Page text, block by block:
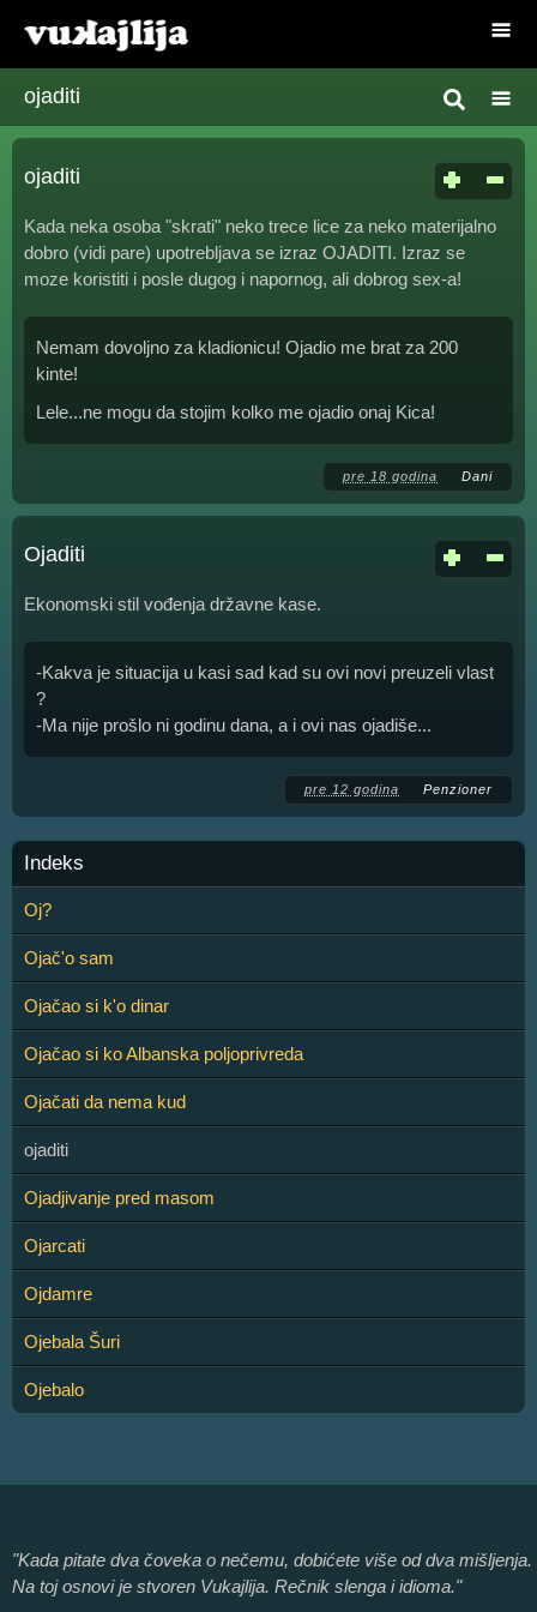
ojaditi
ojaditi
Kada neka osoba "skrati" neko trece lice za neko materijalno
dobro (vidi pare) upotrebljava se izraz OJADITI. Izraz se
moze koristiti i posle dugog i napornog, ali dobrog sex-a!
Nemam dovoljno za kladionicu! Ojadio me brat za 200
kinte!
Lele...ne mogu da stojim kolko me ojadio onaj Kica!
pre 18 godina Dani
Ojaditi
Ekonomski stil vođenja državne kase.
-Kakva je situacija u kasi sad kad su ovi novi preuzeli vlast
?
-Ma nije prošlo ni godinu dana, a i ovi nas ojadiše...
pre 12 godina Penzioner
Indeks
Oj?
Ojač'o sam
Ojačao si k'o dinar
Ojačao si ko Albanska poljoprivreda
Ojačati da nema kud
ojaditi
Ojadjivanje pred masom
Ojarcati
Ojdamre
Ojebala Šuri
Ojebalo
"Kada pitate dva čoveka o nečemu, dobićete više od dva mišljenja.
Na toj osnovi je stvoren Vukajlija. Rečnik slenga i idioma."